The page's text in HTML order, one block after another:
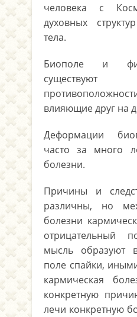
человека с
духовных
тела.
Биополе и
влияющие друг на
Деформации
часто за много
болезни.
Причины и
различны, но
болезни
отрицательный
мысль образуют
поле спайки,
кармическая
конкретную
лечи конкретную